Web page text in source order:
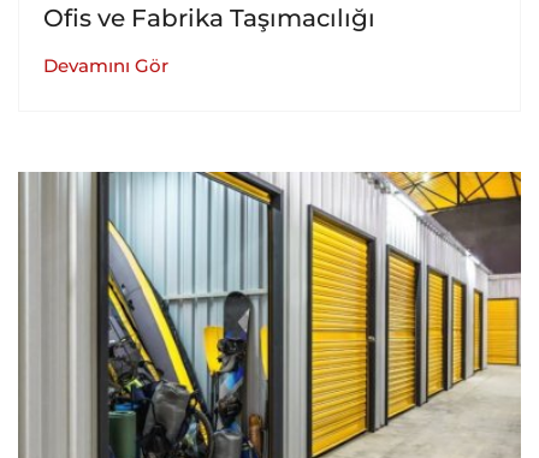
Ofis ve Fabrika Taşımacılığı
Devamını Gör